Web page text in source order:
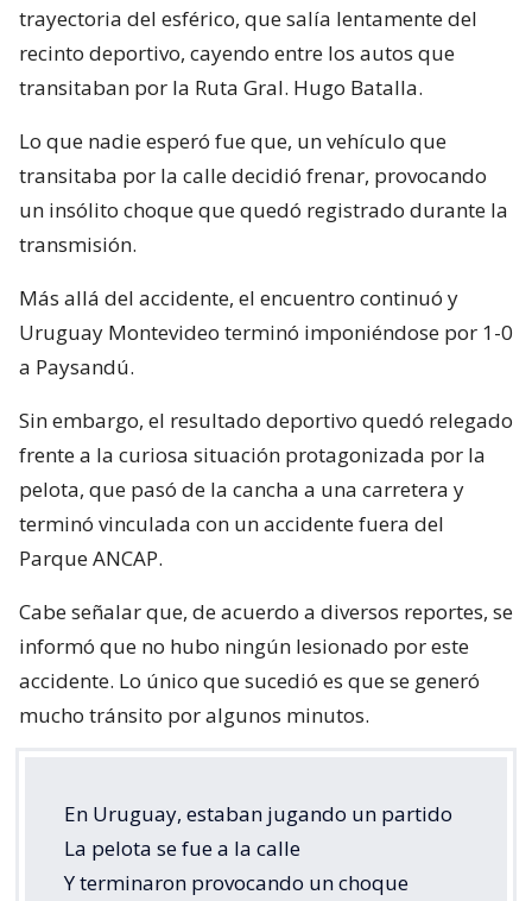
trayectoria del esférico, que salía lentamente del
recinto deportivo, cayendo entre los autos que
transitaban por la Ruta Gral. Hugo Batalla.
Lo que nadie esperó fue que, un vehículo que
transitaba por la calle decidió frenar, provocando
un insólito choque que quedó registrado durante la
transmisión.
Más allá del accidente, el encuentro continuó y
Uruguay Montevideo terminó imponiéndose por 1-0
a Paysandú.
Sin embargo, el resultado deportivo quedó relegado
frente a la curiosa situación protagonizada por la
pelota, que pasó de la cancha a una carretera y
terminó vinculada con un accidente fuera del
Parque ANCAP.
Cabe señalar que, de acuerdo a diversos reportes, se
informó que no hubo ningún lesionado por este
accidente. Lo único que sucedió es que se generó
mucho tránsito por algunos minutos.
En Uruguay, estaban jugando un partido
La pelota se fue a la calle
Y terminaron provocando un choque